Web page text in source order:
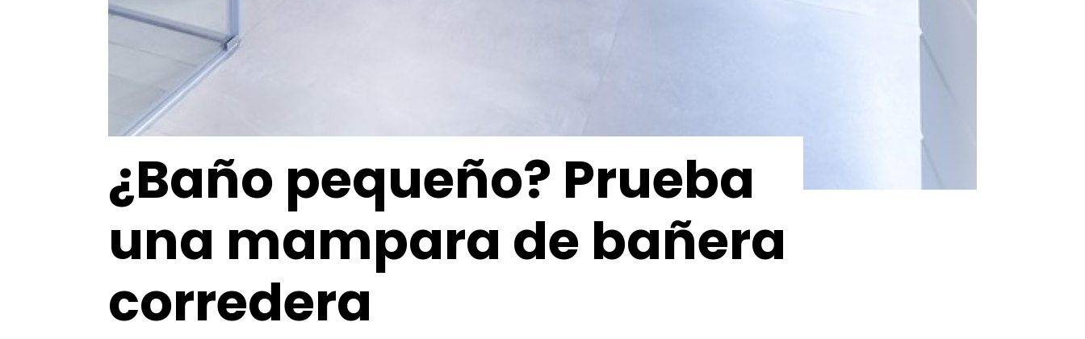
¿Baño pequeño? Prueba
una mampara de bañera
corredera